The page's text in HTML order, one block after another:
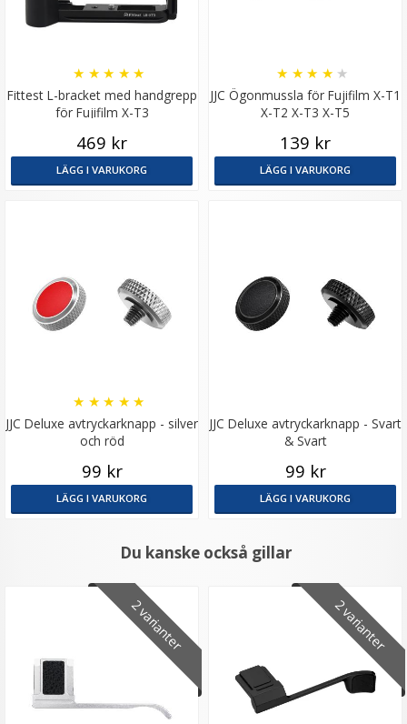
Fittest L-bracket med handgrepp
för Fujifilm X-T3
★ ★ ★ ★ ★
469 kr
LÄGG I VARUKORG
JJC Ögonmussla för Fujifilm X-T1
X-T2 X-T3 X-T5
★ ★ ★ ★ ★
139 kr
LÄGG I VARUKORG
JJC Deluxe avtryckarknapp - silver
och röd
★ ★ ★ ★ ★
99 kr
LÄGG I VARUKORG
JJC Deluxe avtryckarknapp - Svart
& Svart
99 kr
LÄGG I VARUKORG
Du kanske också gillar
2 varianter 2 varianter